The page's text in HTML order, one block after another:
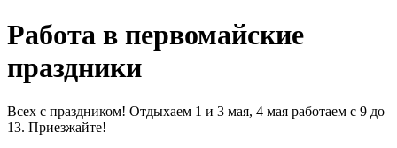
Работа в первомайские
праздники
Всех с праздником! Отдыхаем 1 и 3 мая, 4 мая работаем с 9 до
13. Приезжайте!